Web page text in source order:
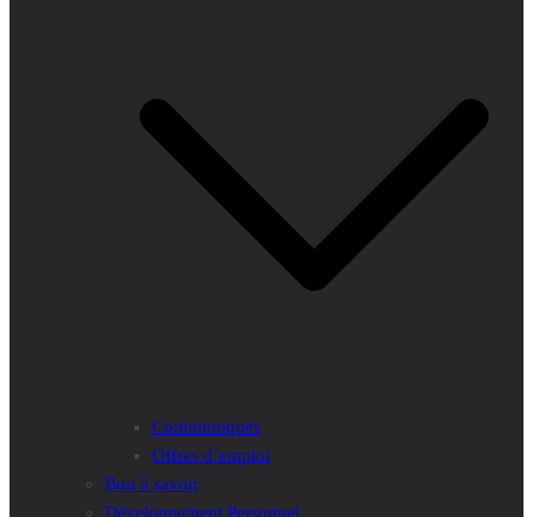
Communiqués
Offres d’emploi
Bon à savoir
Développement Personnel